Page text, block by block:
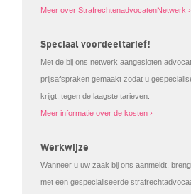
Meer over StrafrechtenadvocatenNetwerk ›
Speciaal voordeeltarief!
Met de bij ons netwerk aangesloten
prijsafspraken gemaakt zodat u
krijgt, tegen de laagste tarieven.
Meer informatie over de kosten ›
Werkwijze
Wanneer u uw zaak bij ons aanmeldt,
met een gespecialiseerde